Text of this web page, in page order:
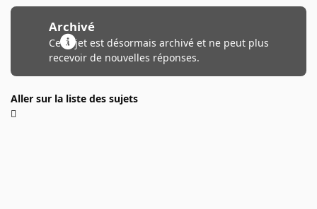
Archivé
Ce sujet est désormais archivé et ne peut plus
recevoir de nouvelles réponses.
Aller sur la liste des sujets